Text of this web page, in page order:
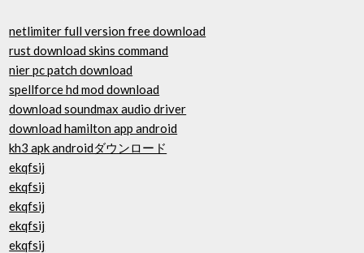
netlimiter full version free download
rust download skins command
nier pc patch download
spellforce hd mod download
download soundmax audio driver
download hamilton app android
kh3 apk androidダウンロード
ekqfsij
ekqfsij
ekqfsij
ekqfsij
ekqfsij